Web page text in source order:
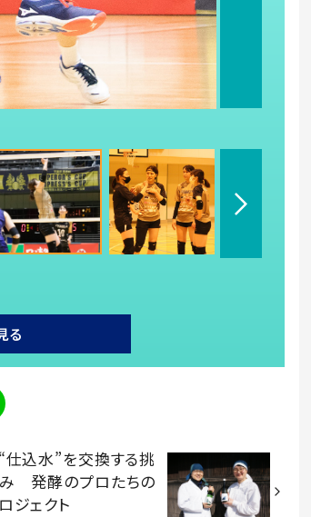
る
仕込水”を交換する挑
発酵のプロたちの
ジェクト